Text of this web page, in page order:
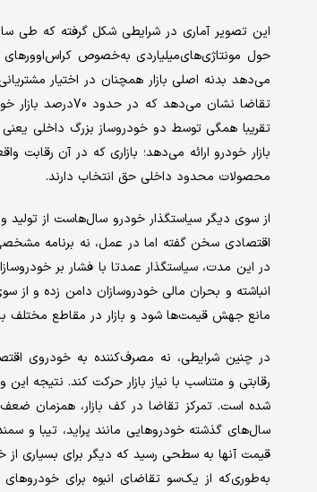
این تصویر آماری در شرایطی شکل گرفته که طی
حول مونتاژی‌های‌میلیاردی به‌خصوص
می‌دهد بدنه اصلی بازار همچنان در اختیار
تقاضا نشان
تقریبا همگی توسط دو خودروساز بزرگ داخلی
بازار خودرو ارائه می‌دهد؛ بازاری که در آن
محصولات محدود داخلی حق انتخاب دارند.
از سوی دیگر سیاستگذار خودرو سال‌هاست از
اقتصادی سخن گفته اما در عمل، نه برنامه
در این مدت، سیاستگذار عمدتا با فشار بر
انباشته و بحران مالی خودروسازان دامن زده و
مانع جهش قیمت‌ها شود و بازار در مقاطع مختلف
در چنین شرایطی، نه مصرف‌کننده به خودروی
رقابتی و متناسب با نیاز بازار حرکت کند. نتیجه
شده است. تمرکز تقاضا در کف بازار، همزمان
سال‌های گذشته خودروهایی مانند پراید، تیبا و
قیمت آنها به سطحی رسید که دیگر برای بسیاری از
به‌طوری‌که از یک‌سو تقاضای انبوه برای